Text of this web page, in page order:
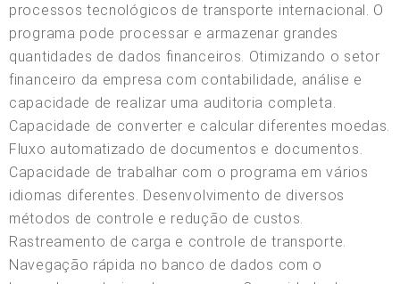
processos tecnológicos de transporte internacional. O
programa pode processar e armazenar grandes
quantidades de dados financeiros. Otimizando o setor
financeiro da empresa com contabilidade, análise e
capacidade de realizar uma auditoria completa.
Capacidade de converter e calcular diferentes moedas.
Fluxo automatizado de documentos e documentos.
Capacidade de trabalhar com o programa em vários
idiomas diferentes. Desenvolvimento de diversos
métodos de controle e redução de custos.
Rastreamento de carga e controle de transporte.
Navegação rápida no banco de dados com o